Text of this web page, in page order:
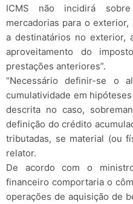
ICMS não incidirá
mercadorias para o
a destinatários no exterior,
aproveitamento do
prestações anteriores”.
“Necessário definir-se o
cumulatividade em
descrita no caso,
definição do crédito
tributadas, se material (ou
relator.
De acordo com o
financeiro comportaria o
operações de aquisição de